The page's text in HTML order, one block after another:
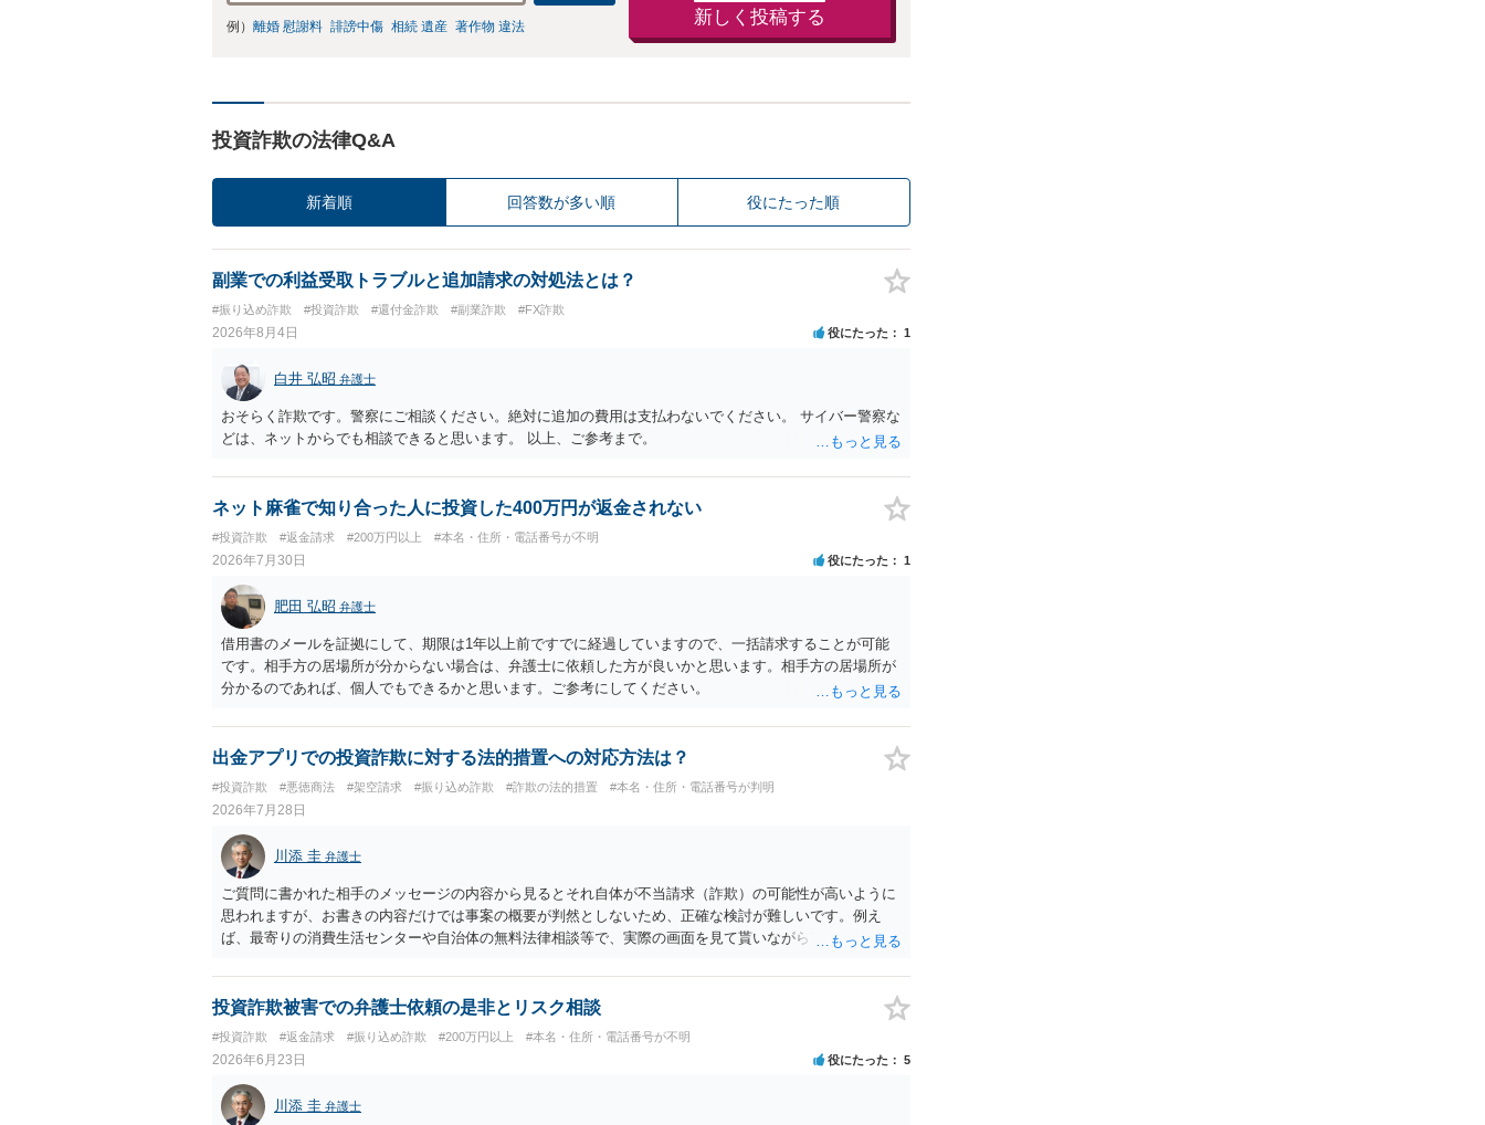
例） 離婚 慰謝料 誹謗中傷 相続 遺産 著作物 違法 新しく投稿する
投資詐欺の法律Q&A
新着順 回答数が多い順 役にたった順
副業での利益受取トラブルと追加請求の対処法とは？
#振り込め詐欺 #投資詐欺 #還付金詐欺 #副業詐欺 #FX詐欺
2026年8月4日 役にたった 1
白井 弘昭 弁護士
おそらく詐欺です。警察にご相談ください。絶対に追加の費用は支払わないでください。 サイバー警察な
どは、ネットからでも相談できると思います。 以上、ご参考まで。
ネット麻雀で知り合った人に投資した400万円が返金されない
#投資詐欺 #返金請求 #200万円以上 #本名・住所・電話番号が不明
2026年7月30日 役にたった 1
肥田 弘昭 弁護士
借用書のメールを証拠にして、期限は1年以上前ですでに経過していますので、一括請求することが可能
です。相手方の居場所が分からない場合は、弁護士に依頼した方が良いかと思います。相手方の居場所が
分かるのであれば、個人でもできるかと思います。ご参考にしてください。
出金アプリでの投資詐欺に対する法的措置への対応方法は？
#投資詐欺 #悪徳商法 #架空請求 #振り込め詐欺 #詐欺の法的措置 #本名・住所・電話番号が判明
2026年7月28日
川添 圭 弁護士
ご質問に書かれた相手のメッセージの内容から見るとそれ自体が不当請求（詐欺）の可能性が高いように
思われますが、お書きの内容だけでは事案の概要が判然としないため、正確な検討が難しいです。例え
ば、最寄りの消費生活センターや自治体の無料法律相談等で、実際の画面を見て貰いながらアドバイスう
投資詐欺被害での弁護士依頼の是非とリスク相談
#投資詐欺 #返金請求 #振り込め詐欺 #200万円以上 #本名・住所・電話番号が不明
2026年6月23日 役にたった 5
川添 圭 弁護士